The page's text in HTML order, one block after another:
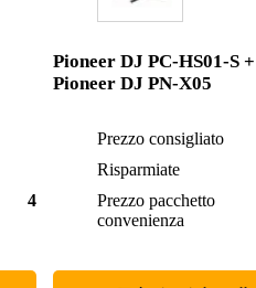
40,60 €
Pioneer DJ PC-HS01-S +
Pioneer DJ PN-X05
Prezzo consigliato
Risparmiate
Prezzo pacchetto
convenienza